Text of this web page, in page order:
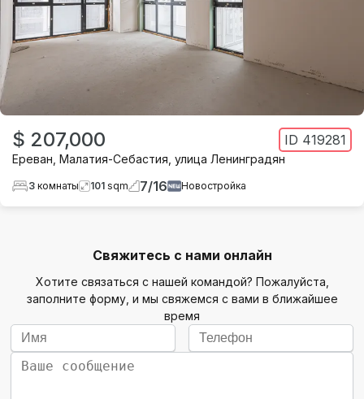
$ 207,000 ID 419281
Ереван Малатия-Себастия улица Ленинградян
3 комнаты 101 sqm 7/16 Новостройка
Свяжитесь с нами онлайн
Хотите связаться с нашей командой? Пожалуйста,
заполните форму, и мы свяжемся с вами в ближайшее
время